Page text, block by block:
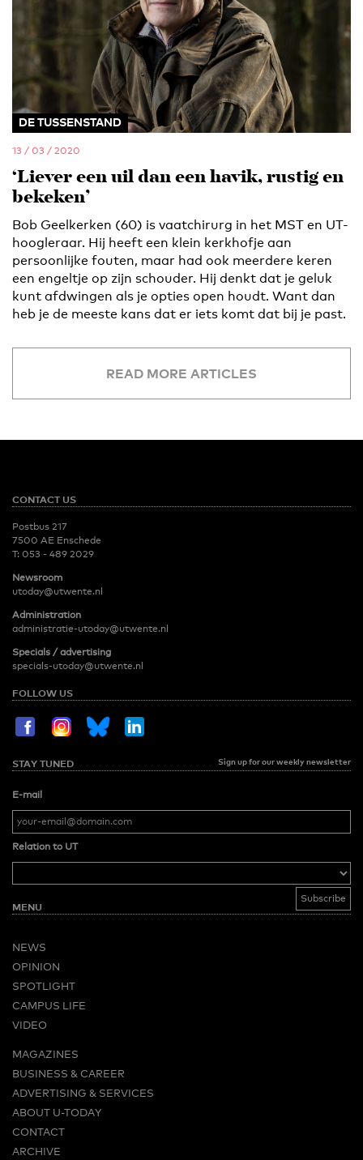
DE TUSSENSTAND
13 / 03 / 2020
‘Liever een uil dan een havik, rustig en
bekeken’
Bob Geelkerken (60) is vaatchirurg in het MST en UT-
hoogleraar. Hij heeft een klein kerkhofje aan
persoonlijke fouten, maar had ook meerdere keren
een engeltje op zijn schouder. Hij denkt dat je geluk
kunt afdwingen als je opties open houdt. Want dan
heb je de meeste kans dat er iets komt dat bij je past.
READ MORE ARTICLES
CONTACT US
Postbus 217
7500 AE Enschede
T: 053 - 489 2029
Newsroom
utoday@utwente.nl
Administration
administratie-utoday@utwente.nl
Specials / advertising
specials-utoday@utwente.nl
FOLLOW US
STAY TUNED Sign up for our weekly newsletter
E-mail
Relation to UT
MENU
NEWS
OPINION
SPOTLIGHT
CAMPUS LIFE
VIDEO
MAGAZINES
BUSINESS & CAREER
ADVERTISING & SERVICES
ABOUT U-TODAY
CONTACT
ARCHIVE